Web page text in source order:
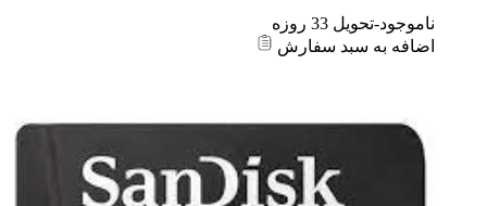
ناموجود-تحویل 33 روزه
اضافه به سبد سفارش